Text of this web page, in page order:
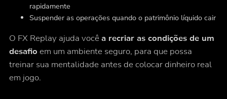
rapidamente
Suspender as operações quando o patrimônio líquido cair
O FX Replay ajuda você a recriar as condições de um
desafio em um ambiente seguro, para que possa
treinar sua mentalidade antes de colocar dinheiro real
em jogo.